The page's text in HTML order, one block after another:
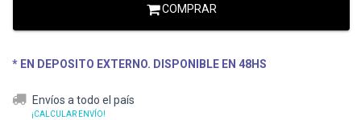
COMPRAR
* EN DEPOSITO EXTERNO. DISPONIBLE EN 48HS
Envíos a todo el país
¡CALCULAR ENVÍO!